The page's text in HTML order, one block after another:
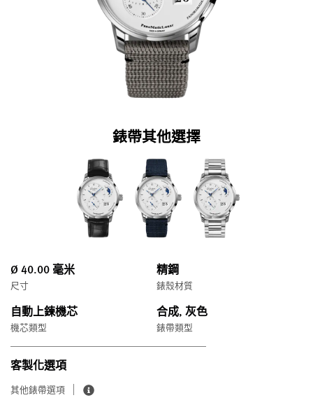
關閉選單
錶帶其他選擇
Ø 40.00 毫米
尺寸
精鋼
錶殼材質
自動上鍊機芯
機芯類型
合成, 灰色
錶帶類型
客製化選項
其他錶帶選項